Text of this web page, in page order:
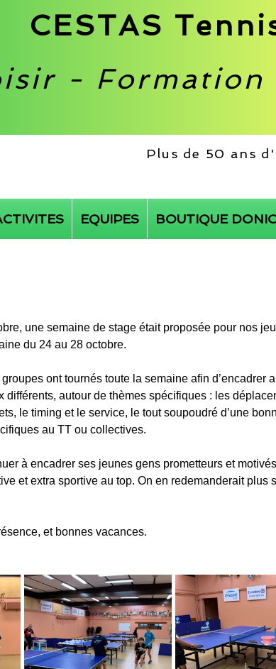
CESTAS
- Formation
Plus de 50 ans
EQUIPES BOUTIQUE DONIC
une semaine de stage était proposée pour nos
du 24 au 28 octobre.
ont tournés toute la semaine afin d’encadrer
différents, autour de thèmes spécifiques : les
le timing et le service, le tout soupoudré d’une
au TT ou collectives.
à encadrer ses jeunes gens prometteurs et
et extra sportive au top. On en redemanderait plus
et bonnes vacances.